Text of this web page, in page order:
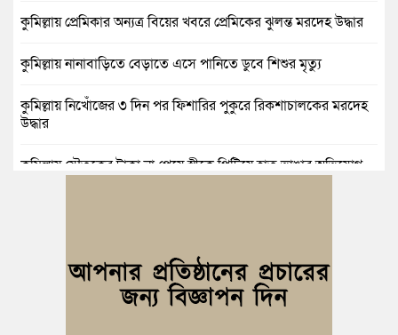
কুমিল্লায় প্রেমিকার অন্যত্র বিয়ের খবরে প্রেমিকের ঝুলন্ত মরদেহ উদ্ধার
কুমিল্লায় নানাবাড়িতে বেড়াতে এসে পানিতে ডুবে শিশুর মৃত্যু
কুমিল্লায় নিখোঁজের ৩ দিন পর ফিশারির পুকুরে রিকশাচালকের মরদেহ
উদ্ধার
কুমিল্লায় যৌতুকের টাকা না পেয়ে স্ত্রীকে পিটিয়ে হাত ভাঙার অভিযোগ,
বুড়িচংয়ে জাতীয় জুলাই গণঅভ্যুত্থান দিবস পালিত, র‍্যালি ও আলোচনা